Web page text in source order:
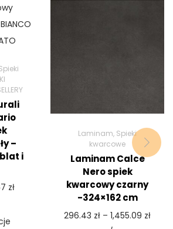
–
i
zł
Laminam, Spieki
kwarcowe
Laminam Calce
Nero spiek
kwarcowy czarny
-324×162 cm
296.43 zł – 1,455.09 zł